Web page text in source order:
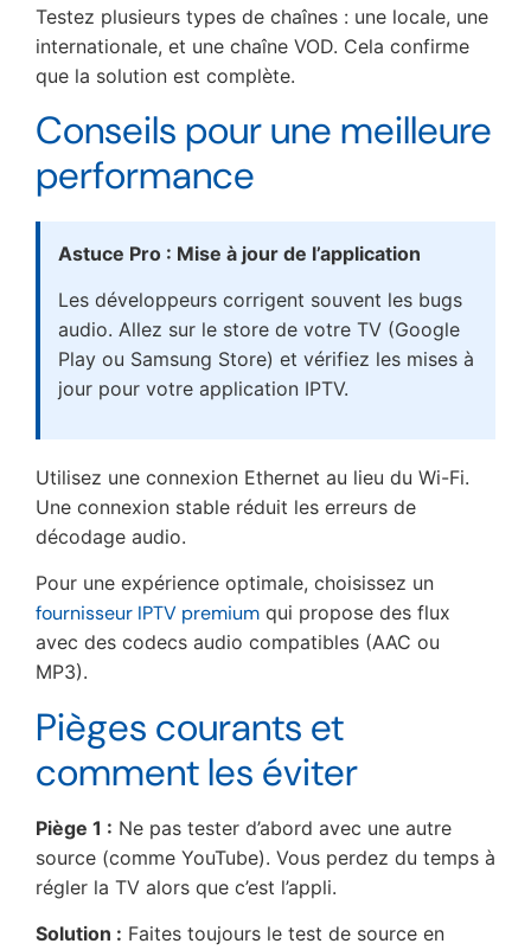
Testez plusieurs types de chaînes : une locale, une
internationale, et une chaîne VOD. Cela confirme
que la solution est complète.
Conseils pour une meilleure
performance
Astuce Pro : Mise à jour de l’application
Les développeurs corrigent souvent les bugs
audio. Allez sur le store de votre TV (Google
Play ou Samsung Store) et vérifiez les mises à
jour pour votre application IPTV.
Utilisez une connexion Ethernet au lieu du Wi-Fi.
Une connexion stable réduit les erreurs de
décodage audio.
Pour une expérience optimale, choisissez un
fournisseur IPTV premium qui propose des flux
avec des codecs audio compatibles (AAC ou
MP3).
Pièges courants et
comment les éviter
Piège 1 : Ne pas tester d’abord avec une autre
source (comme YouTube). Vous perdez du temps à
régler la TV alors que c’est l’appli.
Solution : Faites toujours le test de source en